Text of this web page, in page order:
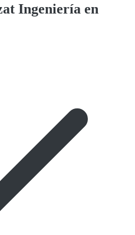
Ingeniería en